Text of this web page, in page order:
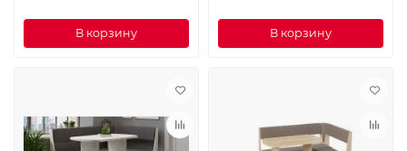
В корзину В корзину